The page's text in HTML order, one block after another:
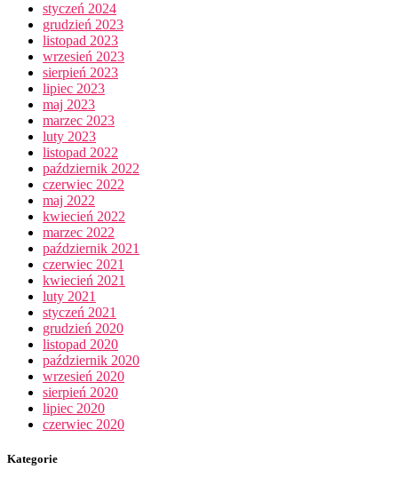
styczeń 2024
grudzień 2023
listopad 2023
wrzesień 2023
sierpień 2023
lipiec 2023
maj 2023
marzec 2023
luty 2023
listopad 2022
październik 2022
czerwiec 2022
maj 2022
kwiecień 2022
marzec 2022
październik 2021
czerwiec 2021
kwiecień 2021
luty 2021
styczeń 2021
grudzień 2020
listopad 2020
październik 2020
wrzesień 2020
sierpień 2020
lipiec 2020
czerwiec 2020
Kategorie